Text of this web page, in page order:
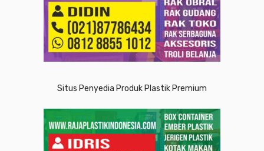
Situs Penyedia Produk Plastik Premium